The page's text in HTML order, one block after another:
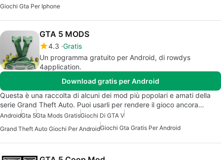
Giochi Gta Per Iphone
GTA 5 MODS
4.3 Gratis
Un programma gratuito per Android, di rowdys
4application.
Download gratis per Android
Questa è una raccolta di alcuni dei mod più popolari e amati della
serie Grand Theft Auto. Puoi usarli per rendere il gioco ancora…
AndroidGta 5Gta Mods GratisGiochi Di GTA V
Grand Theft Auto Giochi Per AndroidGiochi Gta Gratis Per Android